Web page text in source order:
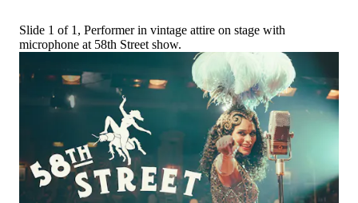
Slide 1 of 1, Performer in vintage attire on stage with
microphone at 58th Street show.